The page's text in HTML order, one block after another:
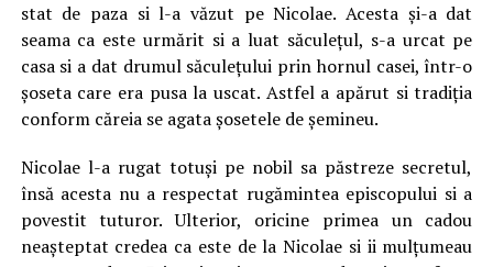
stat de paza si l-a văzut pe Nicolae. Acesta și-a dat
seama ca este urmărit si a luat săculețul, s-a urcat pe
casa si a dat drumul săculețului prin hornul casei, într-o
șoseta care era pusa la uscat. Astfel a apărut si tradiția
conform căreia se agata șosetele de șemineu.
Nicolae l-a rugat totuși pe nobil sa păstreze secretul,
însă acesta nu a respectat rugămintea episcopului si a
povestit tuturor. Ulterior, oricine primea un cadou
neașteptat credea ca este de la Nicolae si ii mulțumeau